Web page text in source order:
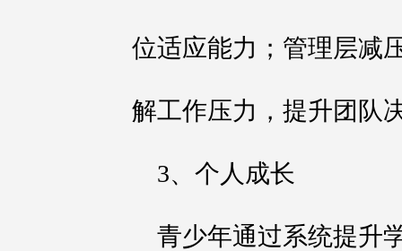
位适应能力；管理层减
解工作压力，提升团队
3、个人成长
青少年通过系统提升